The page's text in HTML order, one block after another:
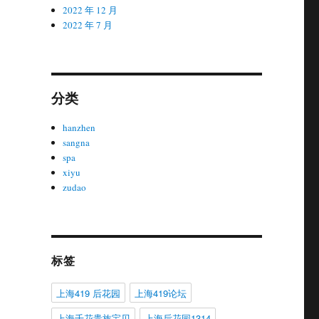
2022 年 12 月
2022 年 7 月
分类
hanzhen
sangna
spa
xiyu
zudao
标签
上海419 后花园
上海419论坛